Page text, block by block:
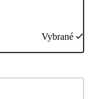
Vybrané